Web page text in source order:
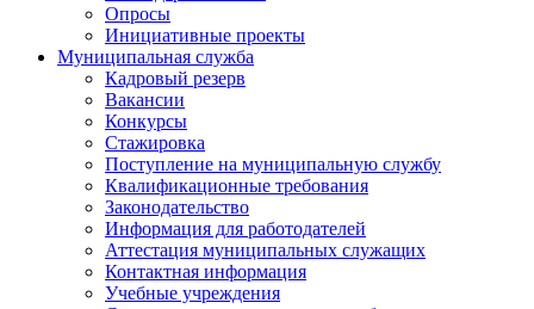
Опросы
Инициативные проекты
Муниципальная служба
Кадровый резерв
Вакансии
Конкурсы
Стажировка
Поступление на муниципальную службу
Квалификационные требования
Законодательство
Информация для работодателей
Аттестация муниципальных служащих
Контактная информация
Учебные учреждения